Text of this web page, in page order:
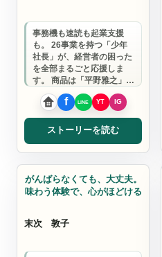
事務機も速読も起業支援
も。 26事業を持つ「少年
社長」が、経営者の困った
を全部まるごと応援しま
す。 商品は「平野雅之」と
いう人間。 年間2000人の
悩みに耳を傾…
ストーリーを読む
おむすび
がんばらなくても、大丈夫。
味わう体験で、心がほどける
末次 敦子